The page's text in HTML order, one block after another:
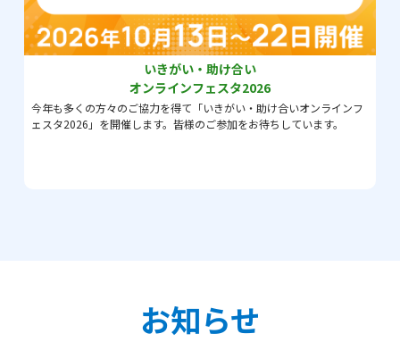
いきがい・助け合い
オンラインフェスタ2026
今年も多くの方々のご協力を得て「いきがい・助け合いオンラインフ
ェスタ2026」を開催します。皆様のご参加をお待ちしています。
お知らせ